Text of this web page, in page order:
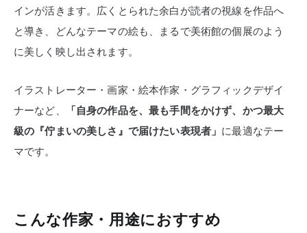
インが活きます。広くとられた余白が読者の視線を作品へ
と導き、どんなテーマの絵も、まるで美術館の個展のよう
に美しく映し出されます。
イラストレーター・画家・絵本作家・グラフィックデザイ
ナーなど、
「自身の作品を、最も手間をかけず、かつ最大
級の『佇まいの美しさ』で届けたい表現者」 に最適なテー
マです。
こんな作家・用途におすすめ